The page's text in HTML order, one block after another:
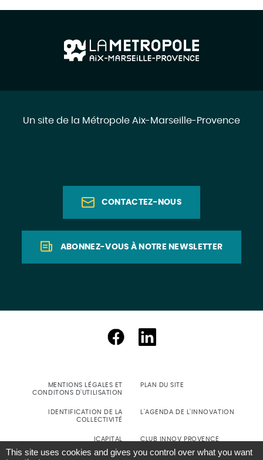
Un site de la Métropole Aix-Marseille-Provence
CONTACTEZ-NOUS
ABONNEZ-VOUS À NOTRE NEWSLETTER
MENTIONS LÉGALES ET
CONDITONS D'UTILISATION
PLAN DU SITE
IDENTIFICATION DE LA
COLLECTIVITÉ
L'AGENDA DE L'INNOVATION
ICAPITAL CLUB INNOV PROVENCE
SIGNALEMENT D'INCIDENT DE
This site uses cookies and gives you control over what you want